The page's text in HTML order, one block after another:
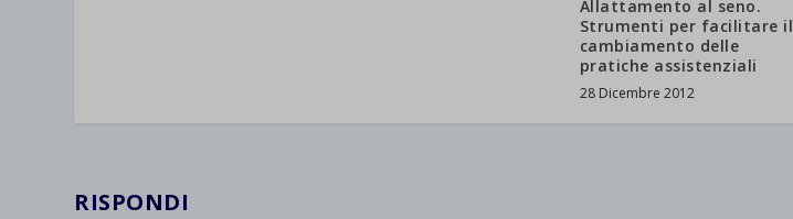
Allattamento al seno.
Strumenti per facilitare il
cambiamento delle
pratiche assistenziali
28 Dicembre 2012
RISPONDI